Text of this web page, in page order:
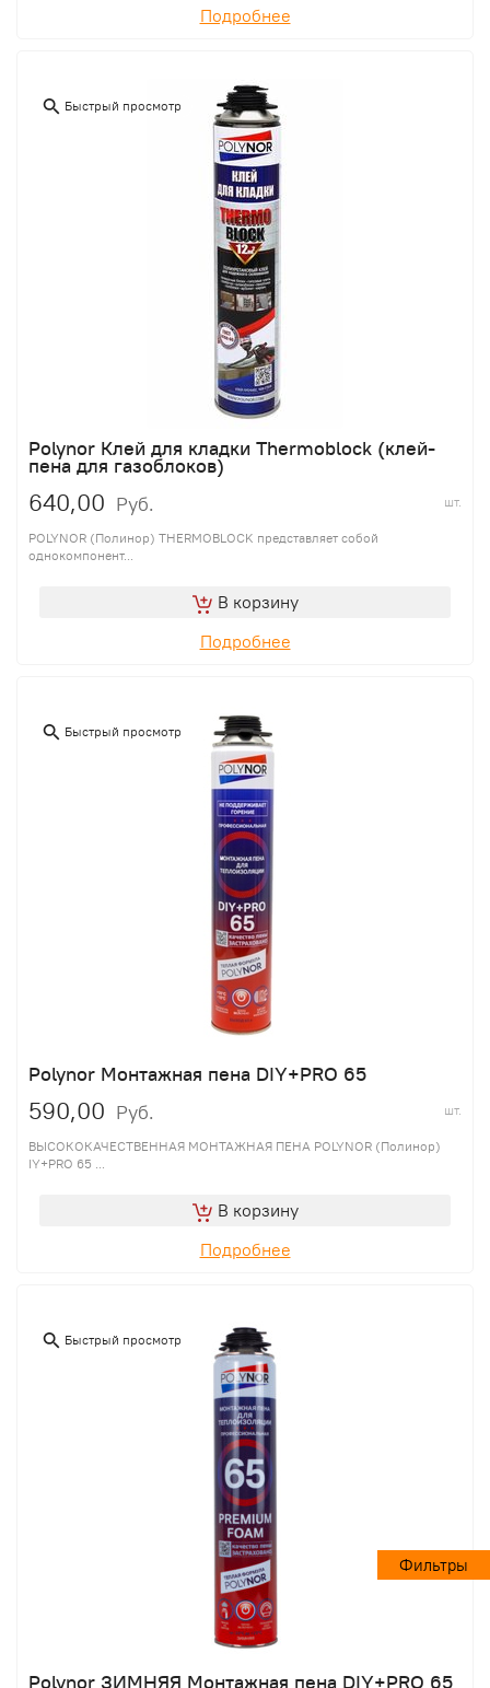
Фильтры
Подробнее
Быстрый просмотр
Polynor Клей для кладки Thermoblock (клей-
пена для газоблоков)
640,00 Руб. шт.
POLYNOR (Полинор) THERMOBLOCK представляет собой
однокомпонент...
В корзину
Подробнее
Быстрый просмотр
Polynor Монтажная пена DIY+PRO 65
590,00 Руб. шт.
ВЫСОКОКАЧЕСТВЕННАЯ МОНТАЖНАЯ ПЕНА POLYNOR (Полинор)
IY+PRO 65 ...
В корзину
Подробнее
Быстрый просмотр
Polynor ЗИМНЯЯ Монтажная пена DIY+PRO 65